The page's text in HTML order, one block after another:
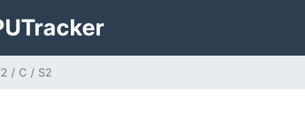
Tracker
/ C / S2